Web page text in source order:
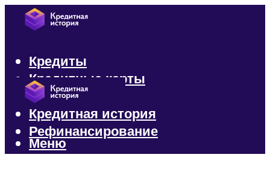
Кредиты
Кредитные карты
Микрозаймы
Кредитная история
Рефинансирование
Меню